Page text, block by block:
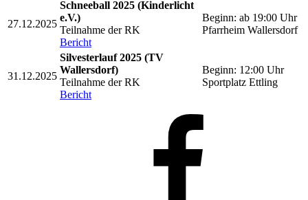
27.12.2025
Schneeball 2025 (Kinderlicht
e.V.)
Teilnahme der RK
Bericht
Beginn: ab 19:00 Uhr
Pfarrheim Wallersdorf
31.12.2025
Silvesterlauf 2025 (TV
Wallersdorf)
Teilnahme der RK
Bericht
Beginn: 12:00 Uhr
Sportplatz Ettling